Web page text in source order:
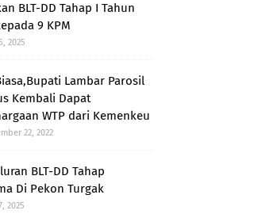
BLT-DD Tahap I Tahun
9 KPM
2025
Lambar Parosil
Kembali Dapat
WTP dari Kemenkeu
22, 2022
BLT-DD Tahap
Di Pekon Turgak
2025